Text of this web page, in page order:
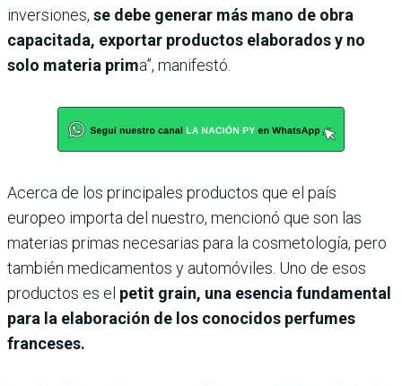
inversiones, se debe generar más mano de obra
capacitada, exportar productos elaborados y no
solo materia prima”, manifestó.
Acerca de los principales productos que el país
europeo importa del nuestro, mencionó que son las
materias primas necesarias para la cosmetología, pero
también medicamentos y automóviles. Uno de esos
productos es el petit grain, una esencia fundamental
para la elaboración de los conocidos perfumes
franceses.